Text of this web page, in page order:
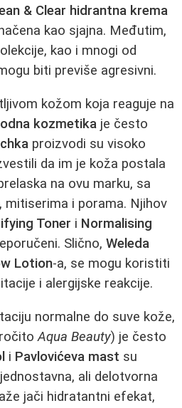
& Clear hidrantna krema
kao sjajna. Međutim,
kao i mnogi od
biti previše agresivni.
kožom koja reaguje na
kozmetika je često
proizvodi su visoko
da im je koža postala
na ovu marku, sa
mitiserima i porama. Njihov
Toner i Normalising
Slično, Weleda
Lotion-a, se mogu koristiti
i alergijske reakcije.
normalne do suve kože,
Aqua Beauty) je često
i Pavlovićeva mast su
ali delotvorna
jači hidratantni efekat,